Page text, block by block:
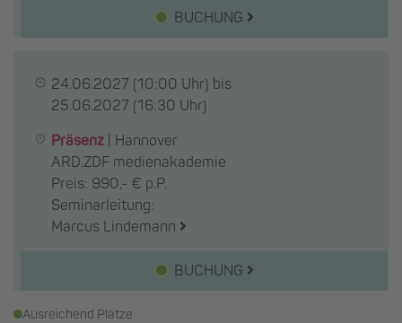
BUCHUNG
24.06.2027 (10:00 Uhr) bis
25.06.2027 (16:30 Uhr)
Präsenz
Hannover
ARD.ZDF medienakademie
Preis: 990,- € p.P.
Seminarleitung:
Marcus Lindemann
BUCHUNG
Ausreichend Plätze